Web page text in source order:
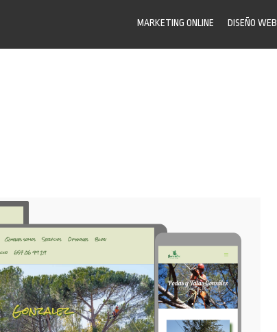
MARKETING ONLINE DISEÑO WEB